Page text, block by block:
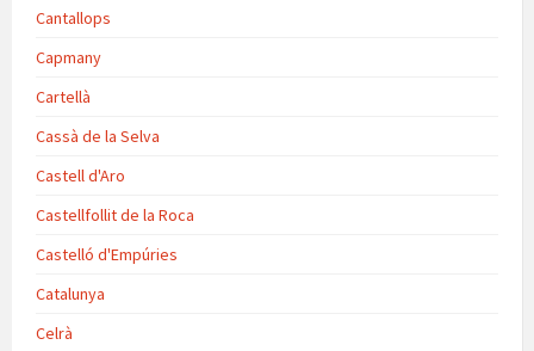
Cantallops
Capmany
Cartellà
Cassà de la Selva
Castell d'Aro
Castellfollit de la Roca
Castelló d'Empúries
Catalunya
Celrà